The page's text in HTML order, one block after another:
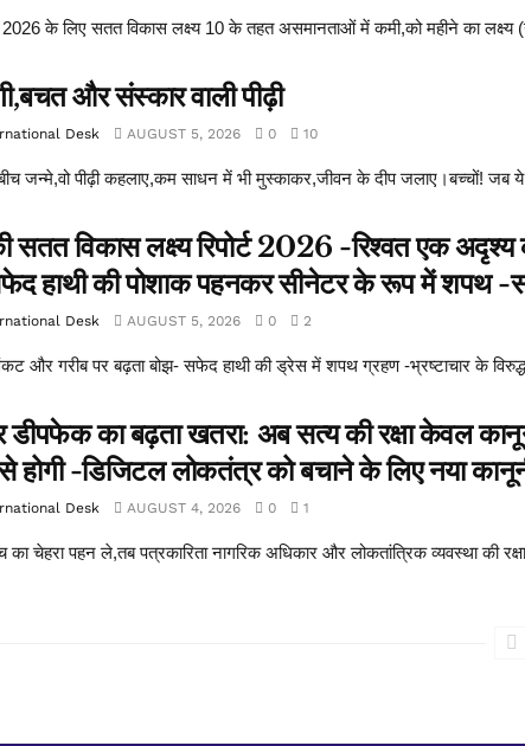
के लिए सतत विकास लक्ष्य 10 के तहत असमानताओं में कमी,को महीने का लक्ष्य
और संस्कार वाली पीढ़ी
Desk AUGUST 5, 2026 0 10
जन्मे,वो पीढ़ी कहलाए,कम साधन में भी मुस्काकर,जीवन के दीप जलाए।बच्चों! जब
सतत विकास लक्ष्य रिपोर्ट 2026 -रिश्वत एक
हाथी की पोशाक पहनकर सीनेटर के रूप में शपथ -
Desk AUGUST 5, 2026 0 2
और गरीब पर बढ़ता बोझ- सफेद हाथी की ड्रेस में शपथ ग्रहण -भ्रष्टाचार के
डीपफेक का बढ़ता खतरा: अब सत्य की रक्षा केवल
होगी -डिजिटल लोकतंत्र को बचाने के लिए नया
Desk AUGUST 4, 2026 0 1
का चेहरा पहन ले,तब पत्रकारिता नागरिक अधिकार और लोकतांत्रिक व्यवस्था की